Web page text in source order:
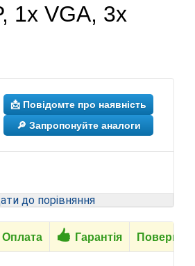
1x VGA, 3x
📩 Повідомте про наявність
🔎 Запропонуйте аналоги
до порівняння
Оплата Гарантія